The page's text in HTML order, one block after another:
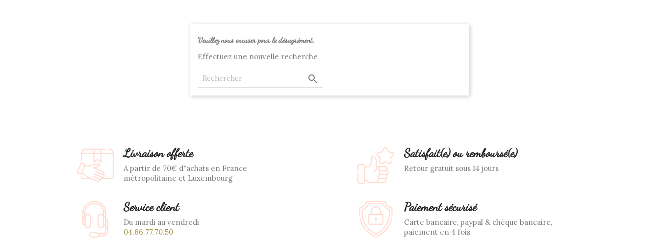
Veuillez nous excuser pour le désagrément.
Effectuez une nouvelle recherche

Livraison offerte
A partir de 70€ d"achats en France
métropolitaine et Luxembourg
Satisfait(e) ou remboursé(e)
Retour gratuit sous 14 jours
Service client
Du mardi au vendredi
04.66.77.70.50
Paiement sécurisé
Carte bancaire, paypal & chèque bancaire,
paiement en 4 fois